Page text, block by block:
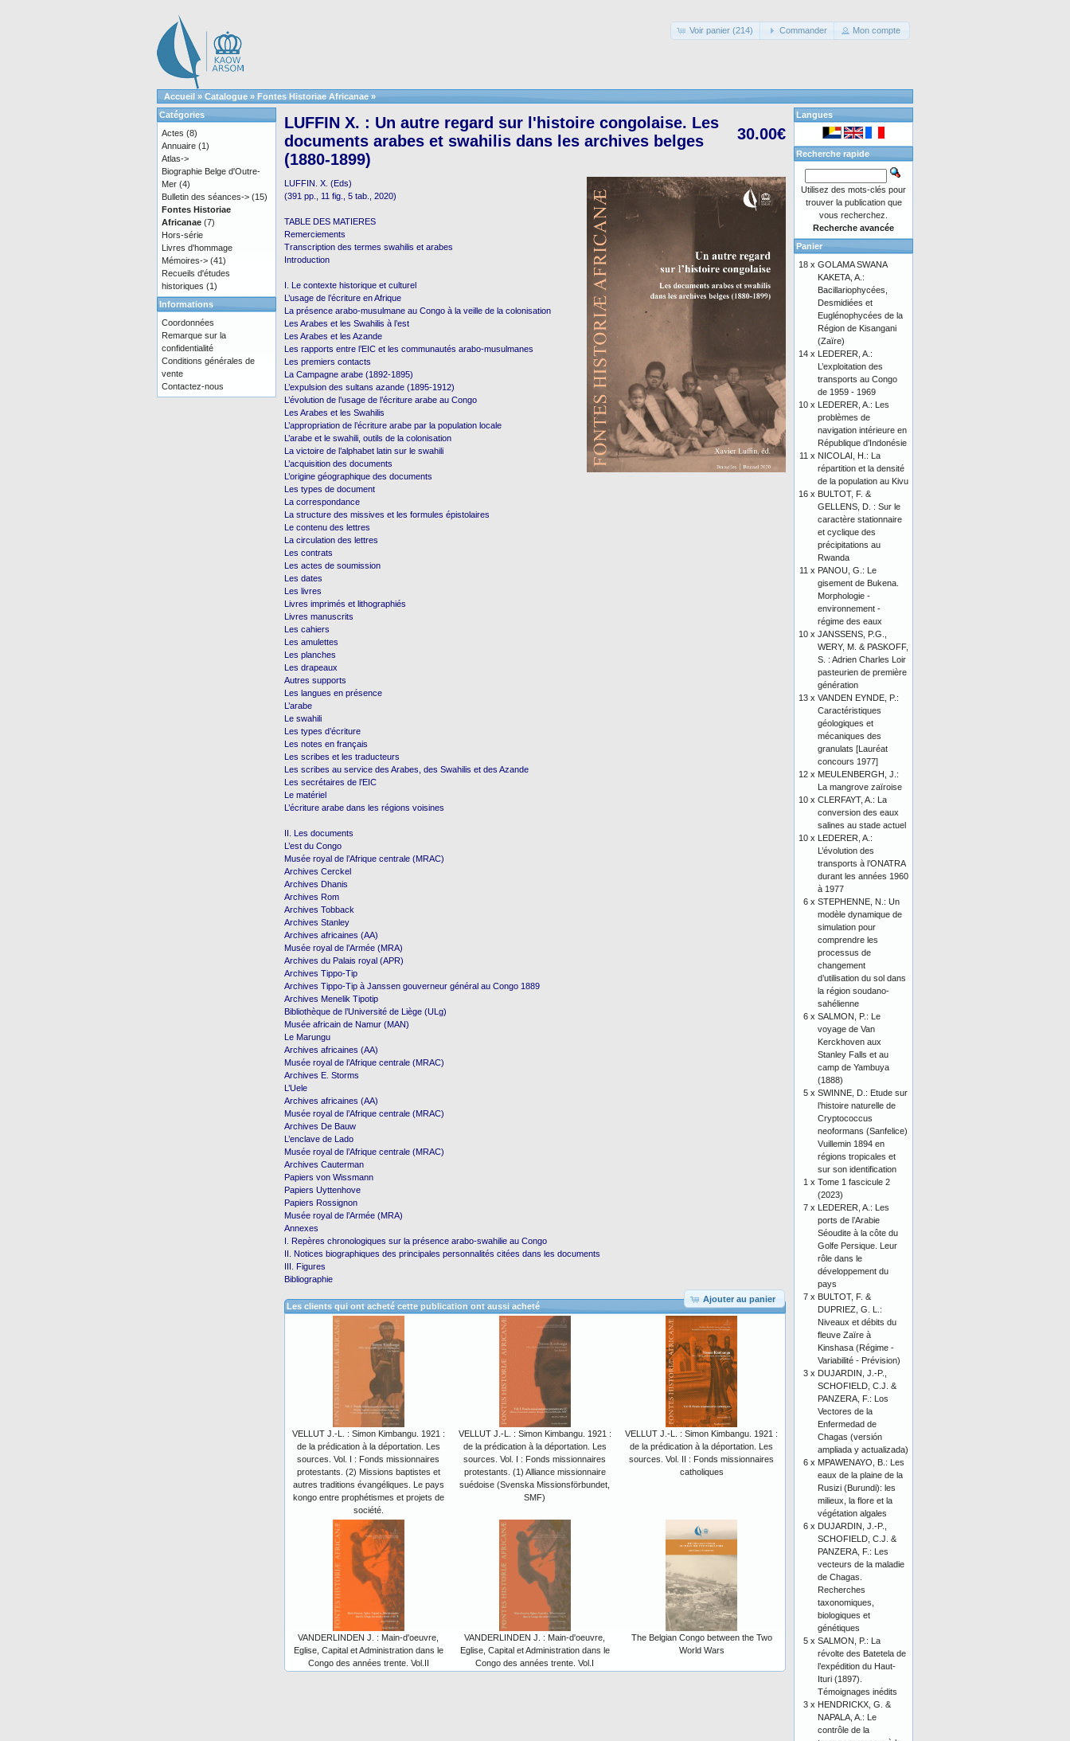
Voir panier (214) Commander Mon compte
Accueil » Catalogue » Fontes Historiae Africanae »
30.00€
LUFFIN X. : Un autre regard sur l'histoire congolaise. Les
documents arabes et swahilis dans les archives belges
(1880-1899)
LUFFIN. X. (Eds)
(391 pp., 11 fig., 5 tab., 2020)
TABLE DES MATIERES
Remerciements
Transcription des termes swahilis et arabes
Introduction
I. Le contexte historique et culturel
L’usage de l’écriture en Afrique
La présence arabo-musulmane au Congo à la veille de la colonisation
Les Arabes et les Swahilis à l’est
Les Arabes et les Azande
Les rapports entre l’EIC et les communautés arabo-musulmanes
Les premiers contacts
La Campagne arabe (1892-1895)
L’expulsion des sultans azande (1895-1912)
L’évolution de l’usage de l’écriture arabe au Congo
Les Arabes et les Swahilis
L’appropriation de l’écriture arabe par la population locale
L’arabe et le swahili, outils de la colonisation
La victoire de l’alphabet latin sur le swahili
L’acquisition des documents
L’origine géographique des documents
Les types de document
La correspondance
La structure des missives et les formules épistolaires
Le contenu des lettres
La circulation des lettres
Les contrats
Les actes de soumission
Les dates
Les livres
Livres imprimés et lithographiés
Livres manuscrits
Les cahiers
Les amulettes
Les planches
Les drapeaux
Autres supports
Les langues en présence
L’arabe
Le swahili
Les types d’écriture
Les notes en français
Les scribes et les traducteurs
Les scribes au service des Arabes, des Swahilis et des Azande
Les secrétaires de l’EIC
Le matériel
L’écriture arabe dans les régions voisines
II. Les documents
L’est du Congo
Musée royal de l’Afrique centrale (MRAC)
Archives Cerckel
Archives Dhanis
Archives Rom
Archives Tobback
Archives Stanley
Archives africaines (AA)
Musée royal de l’Armée (MRA)
Archives du Palais royal (APR)
Archives Tippo-Tip
Archives Tippo-Tip à Janssen gouverneur général au Congo 1889
Archives Menelik Tipotip
Bibliothèque de l’Université de Liège (ULg)
Musée africain de Namur (MAN)
Le Marungu
Archives africaines (AA)
Musée royal de l’Afrique centrale (MRAC)
Archives E. Storms
L’Uele
Archives africaines (AA)
Musée royal de l’Afrique centrale (MRAC)
Archives De Bauw
L’enclave de Lado
Musée royal de l’Afrique centrale (MRAC)
Archives Cauterman
Papiers von Wissmann
Papiers Uyttenhove
Papiers Rossignon
Musée royal de l’Armée (MRA)
Annexes
I. Repères chronologiques sur la présence arabo-swahilie au Congo
II. Notices biographiques des principales personnalités citées dans les documents
III. Figures
Bibliographie
Ajouter au panier
Les clients qui ont acheté cette publication ont aussi acheté
VELLUT J.-L. : Simon Kimbangu. 1921 :
de la prédication à la déportation. Les
sources. Vol. I : Fonds missionnaires
protestants. (2) Missions baptistes et
autres traditions évangéliques. Le pays
kongo entre prophétismes et projets de
société.
VELLUT J.-L. : Simon Kimbangu. 1921 :
de la prédication à la déportation. Les
sources. Vol. I : Fonds missionnaires
protestants. (1) Alliance missionnaire
suédoise (Svenska Missionsförbundet,
SMF)
VELLUT J.-L. : Simon Kimbangu. 1921 :
de la prédication à la déportation. Les
sources. Vol. II : Fonds missionnaires
catholiques
VANDERLINDEN J. : Main-d'oeuvre,
Eglise, Capital et Administration dans le
Congo des années trente. Vol.II
VANDERLINDEN J. : Main-d'oeuvre,
Eglise, Capital et Administration dans le
Congo des années trente. Vol.I
The Belgian Congo between the Two
World Wars
Catégories
Actes (8)
Annuaire (1)
Atlas->
Biographie Belge d'Outre-
Mer (4)
Bulletin des séances-> (15)
Fontes Historiae
Africanae (7)
Hors-série
Livres d'hommage
Mémoires-> (41)
Recueils d'études
historiques (1)
Informations
Coordonnées
Remarque sur la
confidentialité
Conditions générales de
vente
Contactez-nous
Langues
Recherche rapide
Utilisez des mots-clés pour
trouver la publication que
vous recherchez.
Recherche avancée
Panier
18 x GOLAMA SWANA
KAKETA, A.:
Bacillariophycées,
Desmidiées et
Euglénophycées de la
Région de Kisangani
(Zaïre)
14 x LEDERER, A.:
L’exploitation des
transports au Congo
de 1959 - 1969
10 x LEDERER, A.: Les
problèmes de
navigation intérieure en
République d’Indonésie
11 x NICOLAI, H.: La
répartition et la densité
de la population au Kivu
16 x BULTOT, F. &
GELLENS, D. : Sur le
caractère stationnaire
et cyclique des
précipitations au
Rwanda
11 x PANOU, G.: Le
gisement de Bukena.
Morphologie -
environnement -
régime des eaux
10 x JANSSENS, P.G.,
WERY, M. & PASKOFF,
S. : Adrien Charles Loir
pasteurien de première
génération
13 x VANDEN EYNDE, P.:
Caractéristiques
géologiques et
mécaniques des
granulats [Lauréat
concours 1977]
12 x MEULENBERGH, J.:
La mangrove zaïroise
10 x CLERFAYT, A.: La
conversion des eaux
salines au stade actuel
10 x LEDERER, A.:
L’évolution des
transports à l’ONATRA
durant les années 1960
à 1977
6 x STEPHENNE, N.: Un
modèle dynamique de
simulation pour
comprendre les
processus de
changement
d’utilisation du sol dans
la région soudano-
sahélienne
6 x SALMON, P.: Le
voyage de Van
Kerckhoven aux
Stanley Falls et au
camp de Yambuya
(1888)
5 x SWINNE, D.: Etude sur
l’histoire naturelle de
Cryptococcus
neoformans (Sanfelice)
Vuillemin 1894 en
régions tropicales et
sur son identification
1 x Tome 1 fascicule 2
(2023)
7 x LEDERER, A.: Les
ports de l’Arabie
Séoudite à la côte du
Golfe Persique. Leur
rôle dans le
développement du
pays
7 x BULTOT, F. &
DUPRIEZ, G. L.:
Niveaux et débits du
fleuve Zaïre à
Kinshasa (Régime -
Variabilité - Prévision)
3 x DUJARDIN, J.-P.,
SCHOFIELD, C.J. &
PANZERA, F.: Los
Vectores de la
Enfermedad de
Chagas (versión
ampliada y actualizada)
6 x MPAWENAYO, B.: Les
eaux de la plaine de la
Rusizi (Burundi): les
milieux, la flore et la
végétation algales
6 x DUJARDIN, J.-P.,
SCHOFIELD, C.J. &
PANZERA, F.: Les
vecteurs de la maladie
de Chagas.
Recherches
taxonomiques,
biologiques et
génétiques
5 x SALMON, P.: La
révolte des Batetela de
l’expédition du Haut-
Ituri (1897).
Témoignages inédits
3 x HENDRICKX, G. &
NAPALA, A.: Le
contrôle de la